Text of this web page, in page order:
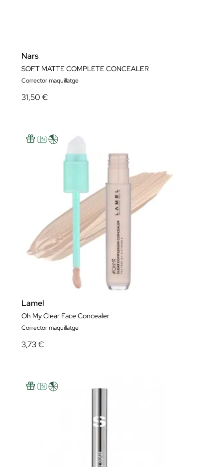
Nars
SOFT MATTE COMPLETE CONCEALER
Corrector maquillatge
31,50 €
Lamel
Oh My Clear Face Concealer
Corrector maquillatge
3,73 €